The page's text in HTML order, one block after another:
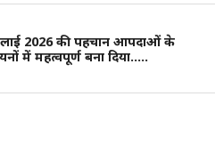
2026 की पहचान आपदाओं के
में महत्वपूर्ण बना दिया…..